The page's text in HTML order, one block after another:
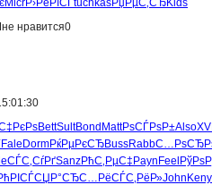
MicrР›РёРїСЃtuchkasРџРµС‚СЂKids
нравится0
BettSultBondMattРѕСЃРѕР±Also
FaleDormРќРµРєСЂBussRabb
СЃС‚СѓРґSanzРћС‚РµС‡PaynFeel
Р°СЂС…РёСЃС‚РёР»JohnKeny